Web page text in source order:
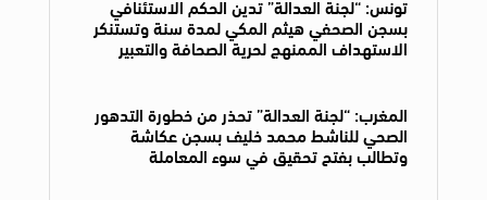
تونس: “لجنة العدالة” تدين الحكم الاستئنافي
بسجن الصحفي هيثم المكي لمدة سنة وتستنكر
الاستهداف الممنهج لحرية الصحافة والتعبير
المغرب: “لجنة العدالة” تحذر من خطورة التدهور
الصحي للناشط محمد خليف بسجن عكاشة
وتطالب بفتح تحقيق في سوء المعاملة